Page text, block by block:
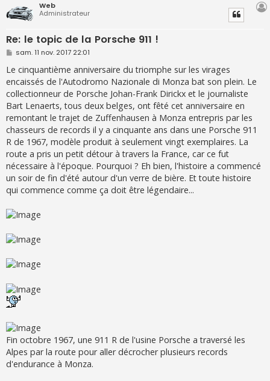
Web
Administrateur
Re: le topic de la Porsche 911 !
M
s
s
a
g
e
sam. 11 nov. 2017 22:01
Le cinquantième anniversaire du triomphe sur les virages
encaissés de l'Autodromo Nazionale di Monza bat son plein. Le
collectionneur de Porsche Johan-Frank Dirickx et le journaliste
Bart Lenaerts, tous deux belges, ont fêté cet anniversaire en
remontant le trajet de Zuffenhausen à Monza entrepris par les
chasseurs de records il y a cinquante ans dans une Porsche 911
R de 1967, modèle produit à seulement vingt exemplaires. La
route a pris un petit détour à travers la France, car ce fut
nécessaire à l'époque. Pourquoi ? Eh bien, l'histoire a commencé
un soir de fin d'été autour d'un verre de bière. Et toute histoire
qui commence comme ça doit être légendaire...
Fin octobre 1967, une 911 R de l'usine Porsche a traversé les
Alpes par la route pour aller décrocher plusieurs records
d'endurance à Monza.